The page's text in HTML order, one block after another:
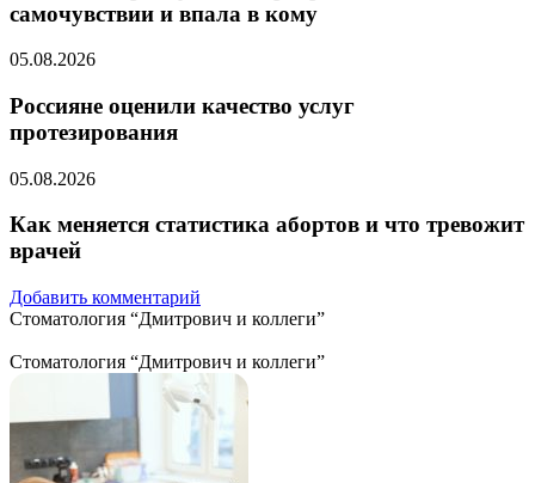
самочувствии и впала в кому
05.08.2026
Россияне оценили качество услуг
протезирования
05.08.2026
Как меняется статистика абортов и что тревожит
врачей
Добавить комментарий
Стоматология “Дмитрович и коллеги”
Стоматология “Дмитрович и коллеги”